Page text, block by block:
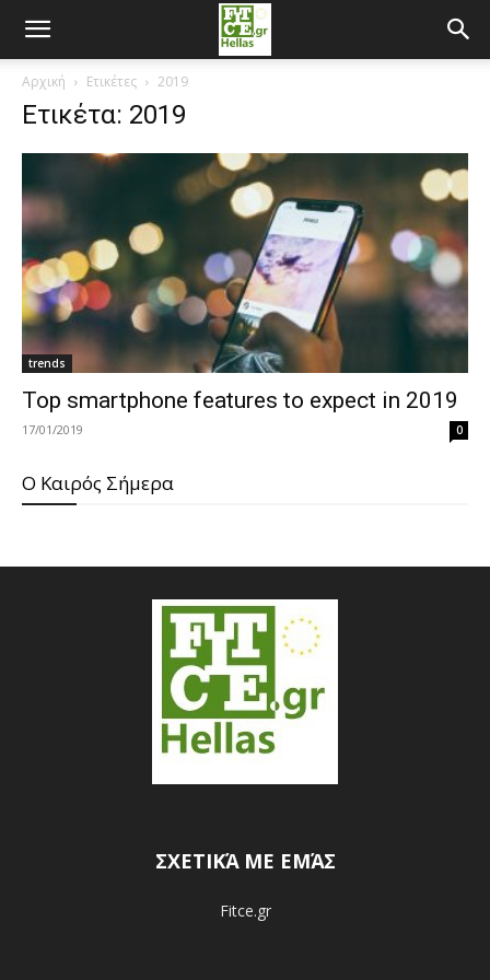
Αρχική Ετικέτες 2019
Ετικέτα: 2019
trends
Top smartphone features to expect in 2019
17/01/2019 0
O Καιρός Σήμερα
ΣΧΕΤΙΚΆ ΜΕ ΕΜΆΣ
Fitce.gr